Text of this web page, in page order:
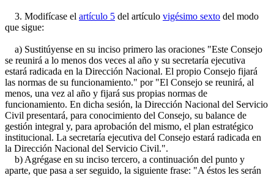
3. Modifícase el artículo 5 del artículo vigésimo sexto del modo
que sigue:
a) Sustitúyense en su inciso primero las oraciones "Este Consejo
se reunirá a lo menos dos veces al año y su secretaría ejecutiva
estará radicada en la Dirección Nacional. El propio Consejo fijará
las normas de su funcionamiento." por "El Consejo se reunirá, al
menos, una vez al año y fijará sus propias normas de
funcionamiento. En dicha sesión, la Dirección Nacional del Servicio
Civil presentará, para conocimiento del Consejo, su balance de
gestión integral y, para aprobación del mismo, el plan estratégico
institucional. La secretaría ejecutiva del Consejo estará radicada en
la Dirección Nacional del Servicio Civil.".
b) Agrégase en su inciso tercero, a continuación del punto y
aparte, que pasa a ser seguido, la siguiente frase: "A éstos les serán